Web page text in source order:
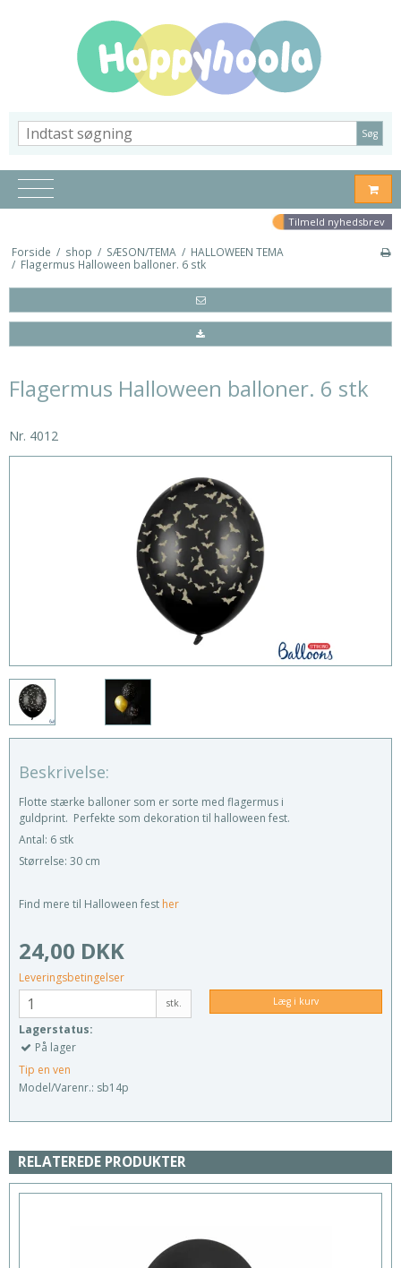
Søg
Tilmeld nyhedsbrev
Forside / shop / SÆSON/TEMA / HALLOWEEN TEMA
/ Flagermus Halloween balloner. 6 stk
Flagermus Halloween balloner. 6 stk
Nr. 4012
Beskrivelse:
Flotte stærke balloner som er sorte med flagermus i
guldprint. Perfekte som dekoration til halloween fest.
Antal: 6 stk
Størrelse: 30 cm
Find mere til Halloween fest her
24,00 DKK
Leveringsbetingelser
stk. Læg i kurv
Lagerstatus:
På lager
Tip en ven
Model/Varenr.: sb14p
RELATEREDE PRODUKTER